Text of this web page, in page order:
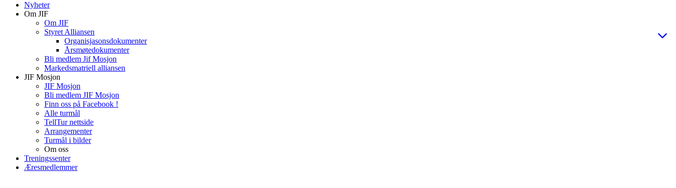
Nyheter
Om JIF
Om JIF
Styret Alliansen
Organisjasonsdokumenter
Årsmøtedokumenter
Bli medlem Jif Mosjon
Markedsmatriell alliansen
JIF Mosjon
JIF Mosjon
Bli medlem JIF Mosjon
Finn oss på Facebook !
Alle turmål
TellTur nettside
Arrangementer
Turmål i bilder
Om oss
Treningssenter
Æresmedlemmer